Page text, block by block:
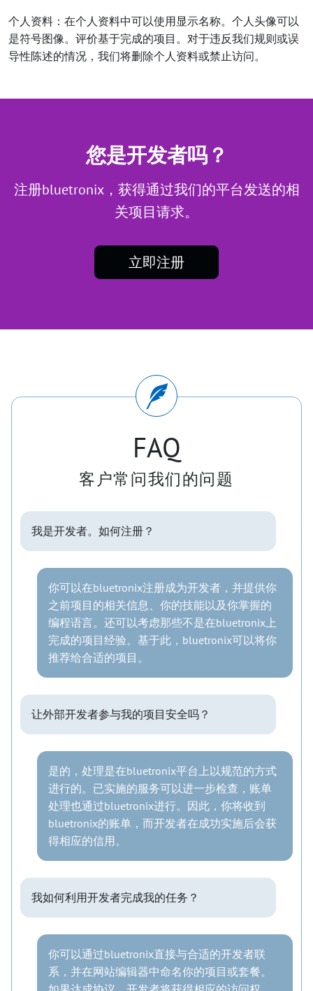
个人资料：在个人资料中可以使用显示名称。个人头像可以
是符号图像。评价基于完成的项目。对于违反我们规则或误
导性陈述的情况，我们将删除个人资料或禁止访问。
您是开发者吗？
注册bluetronix，获得通过我们的平台发送的相
关项目请求。
立即注册
FAQ
客户常问我们的问题
我是开发者。如何注册？
你可以在bluetronix注册成为开发者，并提供你
之前项目的相关信息、你的技能以及你掌握的
编程语言。还可以考虑那些不是在bluetronix上
完成的项目经验。基于此，bluetronix可以将你
推荐给合适的项目。
让外部开发者参与我的项目安全吗？
是的，处理是在bluetronix平台上以规范的方式
进行的。已实施的服务可以进一步检查，账单
处理也通过bluetronix进行。因此，你将收到
bluetronix的账单，而开发者在成功实施后会获
得相应的信用。
我如何利用开发者完成我的任务？
你可以通过bluetronix直接与合适的开发者联
系，并在网站编辑器中命名你的项目或套餐。